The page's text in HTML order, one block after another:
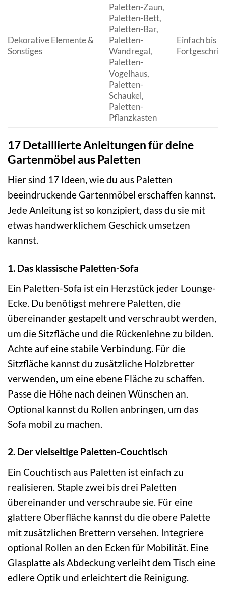
Dekorative Elemente &
Sonstiges
Paletten-Zaun,
Paletten-Bett,
Paletten-Bar,
Paletten-
Wandregal,
Paletten-
Vogelhaus,
Paletten-
Schaukel,
Paletten-
Pflanzkasten
Einfach bis
17 Detaillierte Anleitungen für deine
Gartenmöbel aus Paletten
Hier sind 17 Ideen, wie du aus Paletten
beeindruckende Gartenmöbel erschaffen kannst.
Jede Anleitung ist so konzipiert, dass du sie mit
etwas handwerklichem Geschick umsetzen
kannst.
1. Das klassische Paletten-Sofa
Ein Paletten-Sofa ist ein Herzstück jeder Lounge-
Ecke. Du benötigst mehrere Paletten, die
übereinander gestapelt und verschraubt werden,
um die Sitzfläche und die Rückenlehne zu bilden.
Achte auf eine stabile Verbindung. Für die
Sitzfläche kannst du zusätzliche Holzbretter
verwenden, um eine ebene Fläche zu schaffen.
Passe die Höhe nach deinen Wünschen an.
Optional kannst du Rollen anbringen, um das
Sofa mobil zu machen.
2. Der vielseitige Paletten-Couchtisch
Ein Couchtisch aus Paletten ist einfach zu
realisieren. Staple zwei bis drei Paletten
übereinander und verschraube sie. Für eine
glattere Oberfläche kannst du die obere Palette
mit zusätzlichen Brettern versehen. Integriere
optional Rollen an den Ecken für Mobilität. Eine
Glasplatte als Abdeckung verleiht dem Tisch eine
edlere Optik und erleichtert die Reinigung.